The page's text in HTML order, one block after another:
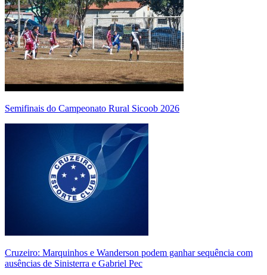
Semifinais do Campeonato Rural Sicoob 2026
Cruzeiro: Marquinhos e Wanderson podem ganhar sequência com
ausências de Sinisterra e Gabriel Pec